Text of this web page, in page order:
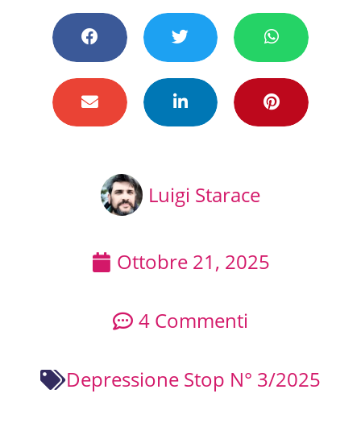
Luigi Starace
Ottobre 21, 2025
4 Commenti
Depressione Stop N° 3/2025